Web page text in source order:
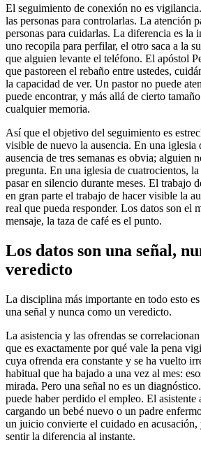
El seguimiento de conexión no es
las personas para controlarlas. La atención
personas para cuidarlas. La diferencia es la
uno recopila para perfilar, el otro saca a la
que alguien levante el teléfono. El apóstol
que pastoreen el rebaño entre ustedes,
la capacidad de ver. Un pastor no puede
puede encontrar, y más allá de cierto
cualquier memoria.
Así que el objetivo del seguimiento es
visible de nuevo la ausencia. En una iglesia
ausencia de tres semanas es obvia; alguien
pregunta. En una iglesia de cuatrocientos,
pasar en silencio durante meses. El trabajo
en gran parte el trabajo de hacer visible la
real que pueda responder. Los datos son el
mensaje, la taza de café es el punto.
Los datos son una señal,
veredicto
La disciplina más importante en todo esto
una señal y nunca como un veredicto.
La asistencia y las ofrendas se
que es exactamente por qué vale la pena
cuya ofrenda era constante y se ha vuelto
habitual que ha bajado a una vez al mes:
mirada. Pero una señal no es un
puede haber perdido el empleo. El asistente
cargando un bebé nuevo o un padre
un juicio convierte el cuidado en acusación,
sentir la diferencia al instante.